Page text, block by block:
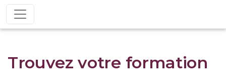
Trouvez votre formation